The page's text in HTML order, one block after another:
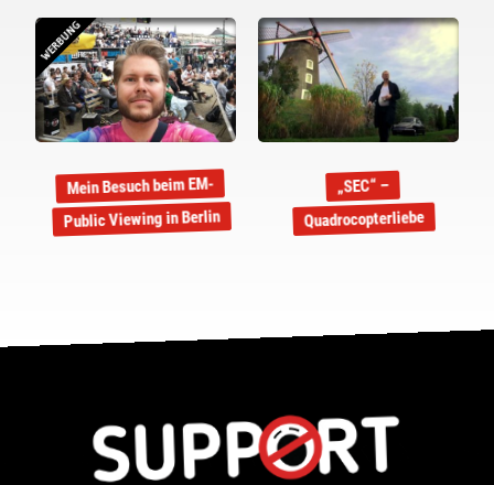
WERBUNG
Mein Besuch beim EM-
Public Viewing in Berlin
„SEC“ –
Quadrocopterliebe